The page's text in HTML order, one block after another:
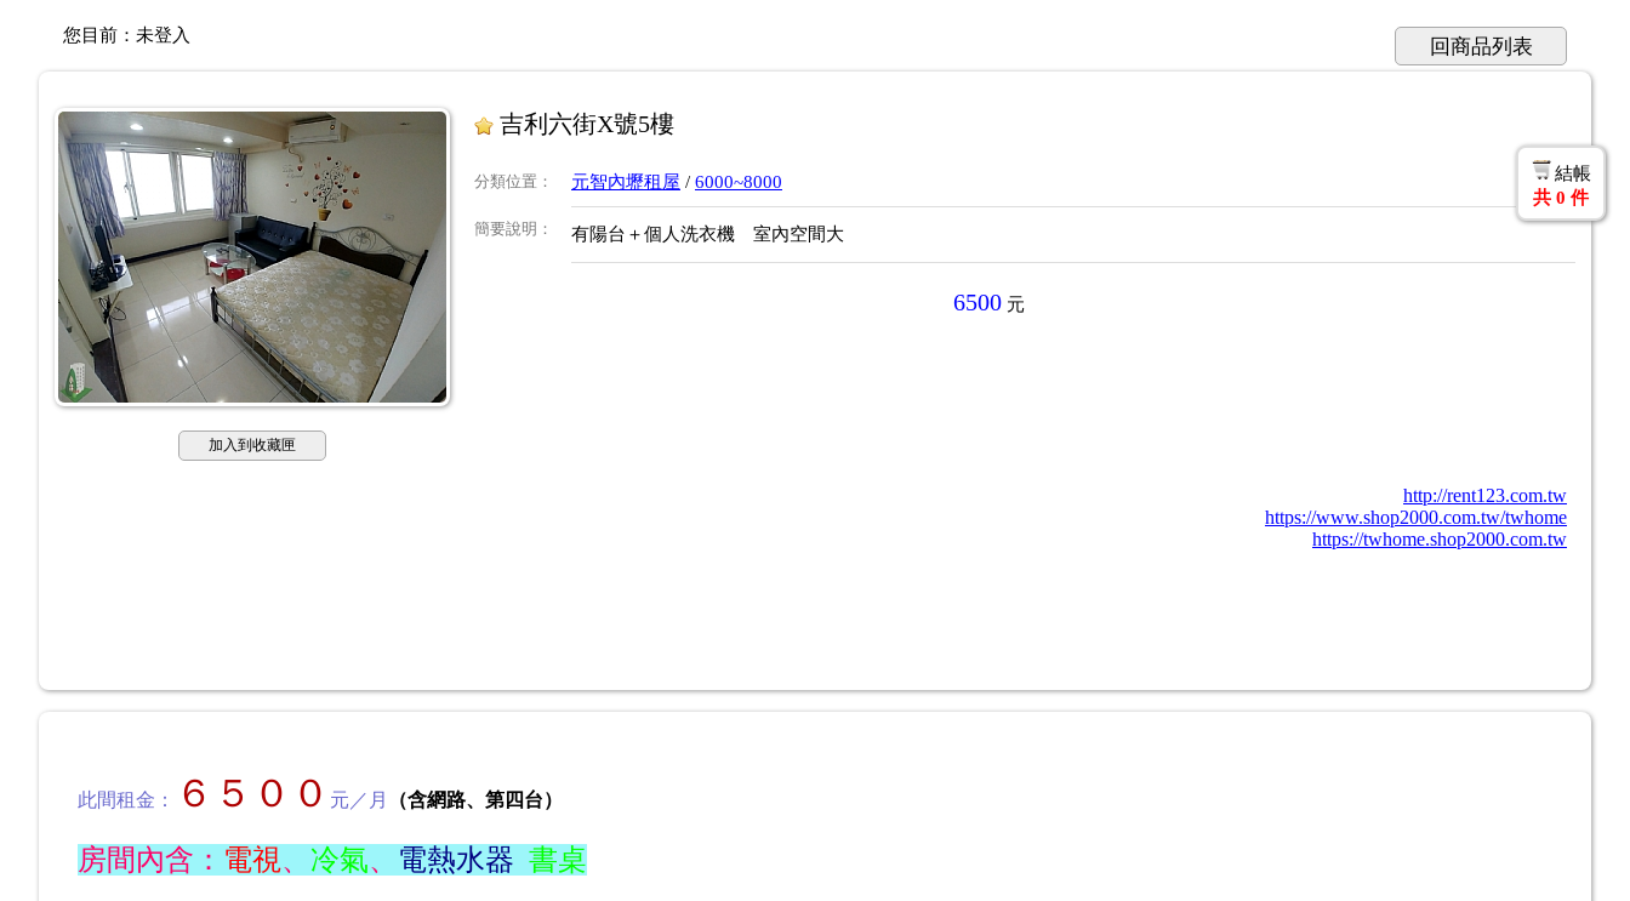
您目前： 未登入 回商品列表
加入到收藏匣
吉利六街X號5樓
分類位置 ： 元智內壢租屋 / 6000~8000
簡要說明 ： 有陽台＋個人洗衣機 室內空間大
6500元
http://rent123.com.tw
https://www.shop2000.com.tw/twhome
https://twhome.shop2000.com.tw
結帳
共 0 件
此間租金： ６５００ 元／月 （含網路、第四台）
房間內含： 電視、 冷氣、 電熱水器 書桌